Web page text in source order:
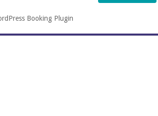
Booking Plugin